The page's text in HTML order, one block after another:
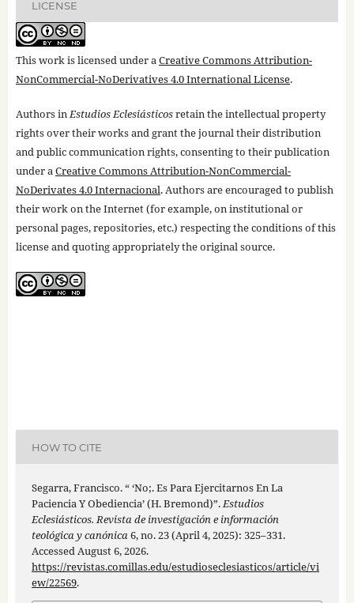
LICENSE
This work is licensed under aCreative Commons Attribution-
NonCommercial-NoDerivatives 4.0 International License.
Authors inEstudios Eclesiásticosretain the intellectual property
rights over their works and grant the journal their distribution
and public communication rights, consenting to their publication
under aCreative Commons Attribution-NonCommercial-
NoDerivates 4.0 Internacional. Authors are encouraged to publish
their work on the Internet (for example, on institutional or
personal pages, repositories, etc.) respecting the conditions of this
license and quoting appropriately the original source.
HOW TO CITE
Segarra, Francisco. “ ‘No;. Es Para Ejercitarnos En La
Paciencia Y Obediencia’ (H. Bremond)”.Estudios
Eclesiásticos. Revista de investigación e información
teológica y canónica6, no. 23 (April 4, 2025): 325–331.
Accessed August 6, 2026.
https://revistas.comillas.edu/estudioseclesiasticos/article/vi
ew/22569.